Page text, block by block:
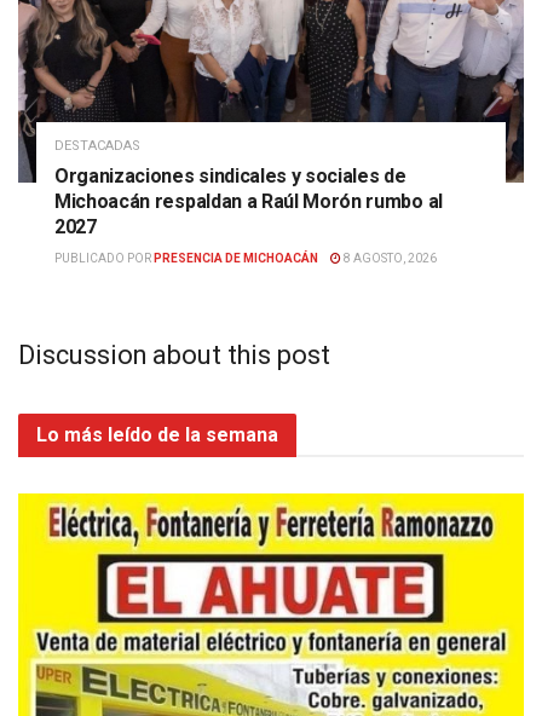
DESTACADAS
Organizaciones sindicales y sociales de
Michoacán respaldan a Raúl Morón rumbo al
2027
PUBLICADO POR PRESENCIA DE MICHOACÁN 8 AGOSTO, 2026
Discussion about this post
Lo más leído de la semana